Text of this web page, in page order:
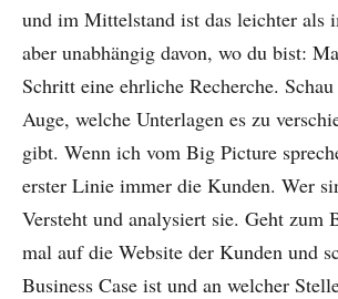
und im Mittelstand ist das leichter als
aber unabhängig davon, wo du bist:
Schritt eine ehrliche Recherche.
Auge, welche Unterlagen es zu
gibt. Wenn ich vom Big Picture
erster Linie immer die Kunden. Wer
Versteht und analysiert sie. Geht zum
mal auf die Website der Kunden und
Business Case ist und an welcher